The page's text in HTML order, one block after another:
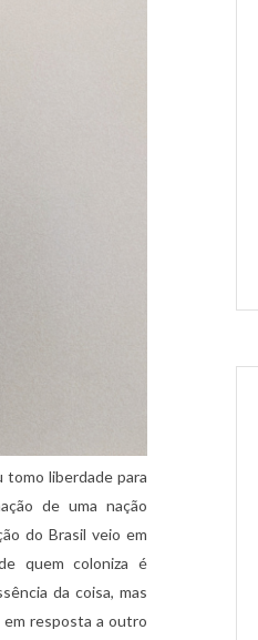
liberdade para
de uma nação
do Brasil veio em
quem coloniza é
da coisa, mas
em resposta a outro